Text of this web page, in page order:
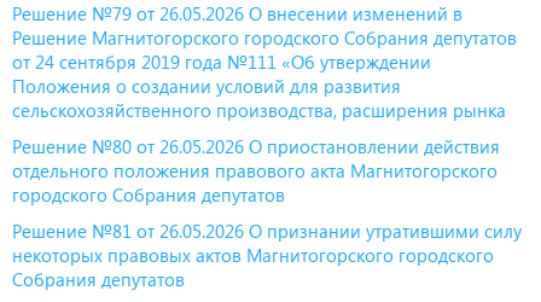
Решение №79 от 26.05.2026 О внесении изменений в
Решение Магнитогорского городского Собрания депутатов
от 24 сентября 2019 года №111 «Об утверждении
Положения о создании условий для развития
сельскохозяйственного производства, расширения рынка
Решение №80 от 26.05.2026 О приостановлении действия
отдельного положения правового акта Магнитогорского
городского Собрания депутатов
Решение №81 от 26.05.2026 О признании утратившими силу
некоторых правовых актов Магнитогорского городского
Собрания депутатов